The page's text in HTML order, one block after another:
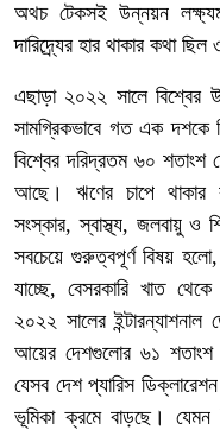
অথচ টেকসই উন্নয়ন
দারিদ্র্যের হার থাকার কথা
এছাড়া ২০২২ সালে বিশ্বের
সামগ্রিকভাবে গত এক দশকে
বিশ্বের দরিদ্রতম ৬০ শতাংশ
আছে। ঋণের চাপে থাকার
সংস্কার, স্বাস্থ্য, জলবায়ু ও
সবচেয়ে গুরুত্বপূর্ণ বিষয়
যাচ্ছে, বেসরকারি খাত
২০২২ সালের
আয়ের দেশগুলোর ৬১ শতাংশ
যেসব দেশ প্যারিস
ভূমিকা ক্রমে বাড়ছে।